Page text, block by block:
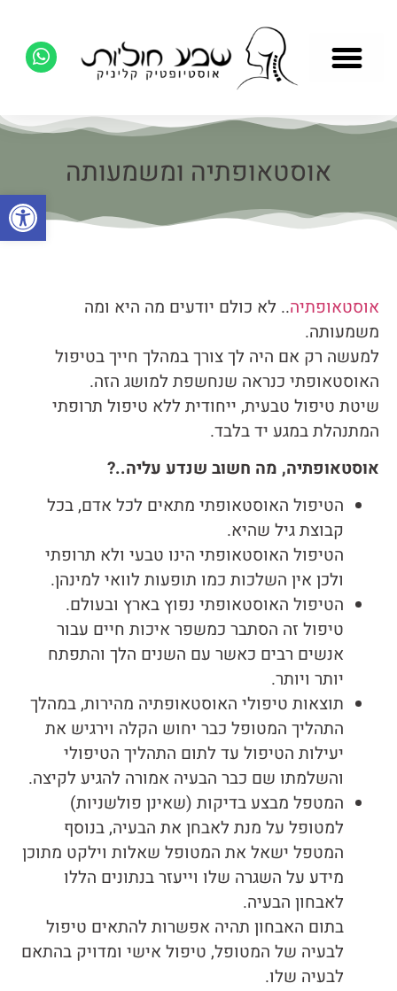
פתח
אוסטאופתיה ומשמעותה
אוסטאופתיה.. לא כולם יודעים מה היא ומה
משמעותה.
למעשה רק אם היה לך צורך במהלך חייך בטיפול
האוסטאופתי כנראה שנחשפת למושג הזה.
שיטת טיפול טבעית, ייחודית ללא טיפול תרופתי
המתנהלת במגע יד בלבד.
אוסטאופתיה, מה חשוב שנדע עליה..?
הטיפול האוסטאופתי מתאים לכל אדם, בכל
קבוצת גיל שהיא.
הטיפול האוסטאופתי הינו טבעי ולא תרופתי
ולכן אין השלכות כמו תופעות לוואי למינהן.
הטיפול האוסטאופתי נפוץ בארץ ובעולם.
טיפול זה הסתבר כמשפר איכות חיים עבור
אנשים רבים כאשר עם השנים הלך והתפתח
יותר ויותר.
תוצאות טיפולי האוסטאופתיה מהירות, במהלך
התהליך המטופל כבר יחוש הקלה וירגיש את
יעילות הטיפול עד לתום התהליך הטיפולי
והשלמתו שם כבר הבעיה אמורה להגיע לקיצה.
המטפל מבצע בדיקות (שאינן פולשניות)
למטופל על מנת לאבחן את הבעיה, בנוסף
המטפל ישאל את המטופל שאלות וילקט מתוכן
מידע על השגרה שלו וייעזר בנתונים הללו
לאבחון הבעיה.
בתום האבחון תהיה אפשרות להתאים טיפול
לבעיה של המטופל, טיפול אישי ומדויק בהתאם
לבעיה שלו.